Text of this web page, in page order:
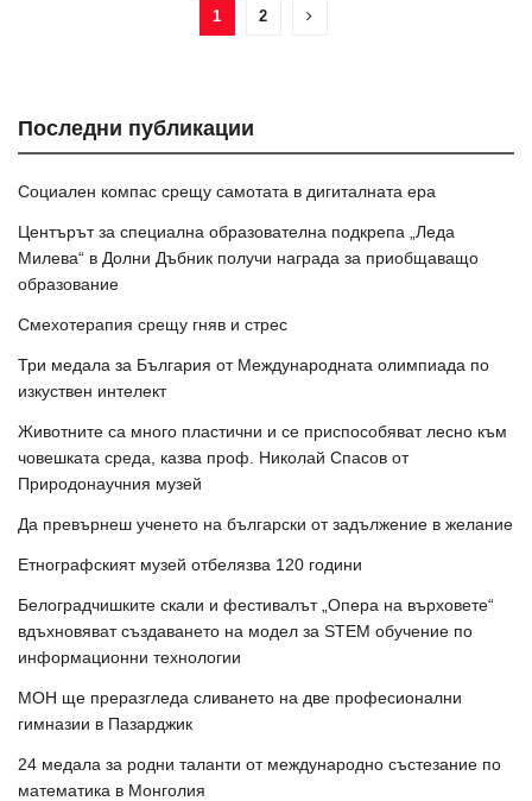
1 2
Последни публикации
Социален компас срещу самотата в дигиталната ера
Центърът за специална образователна подкрепа „Леда
Милева“ в Долни Дъбник получи награда за приобщаващо
образование
Смехотерапия срещу гняв и стрес
Три медала за България от Международната олимпиада по
изкуствен интелект
Животните са много пластични и се приспособяват лесно към
човешката среда, казва проф. Николай Спасов от
Природонаучния музей
Да превърнеш ученето на български от задължение в желание
Етнографският музей отбелязва 120 години
Белоградчишките скали и фестивалът „Опера на върховете“
вдъхновяват създаването на модел за STEM обучение по
информационни технологии
МОН ще преразгледа сливането на две професионални
гимназии в Пазарджик
24 медала за родни таланти от международно състезание по
математика в Монголия